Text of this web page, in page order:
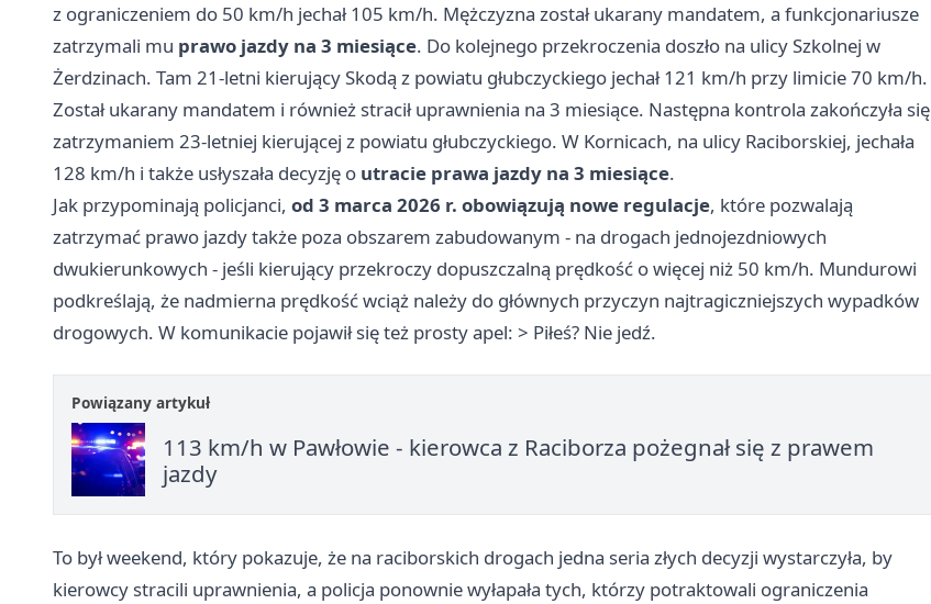
z ograniczeniem do 50 km/h jechał 105 km/h. Mężczyzna został ukarany mandatem, a funkcjonariusze
zatrzymali mu prawo jazdy na 3 miesiące. Do kolejnego przekroczenia doszło na ulicy Szkolnej w
Żerdzinach. Tam 21-letni kierujący Skodą z powiatu głubczyckiego jechał 121 km/h przy limicie 70 km/h.
Został ukarany mandatem i również stracił uprawnienia na 3 miesiące. Następna kontrola zakończyła się
zatrzymaniem 23-letniej kierującej z powiatu głubczyckiego. W Kornicach, na ulicy Raciborskiej, jechała
128 km/h i także usłyszała decyzję o utracie prawa jazdy na 3 miesiące.
Jak przypominają policjanci, od 3 marca 2026 r. obowiązują nowe regulacje, które pozwalają
zatrzymać prawo jazdy także poza obszarem zabudowanym - na drogach jednojezdniowych
dwukierunkowych - jeśli kierujący przekroczy dopuszczalną prędkość o więcej niż 50 km/h. Mundurowi
podkreślają, że nadmierna prędkość wciąż należy do głównych przyczyn najtragiczniejszych wypadków
drogowych. W komunikacie pojawił się też prosty apel: > Piłeś? Nie jedź.
Powiązany artykuł
113 km/h w Pawłowie - kierowca z Raciborza pożegnał się z prawem
jazdy
To był weekend, który pokazuje, że na raciborskich drogach jedna seria złych decyzji wystarczyła, by
kierowcy stracili uprawnienia, a policja ponownie wyłapała tych, którzy potraktowali ograniczenia